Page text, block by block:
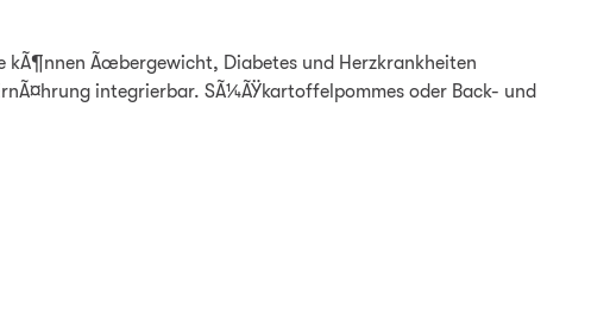
kÃ¶nnen Ãœbergewicht, Diabetes und Herzkrankheiten
integrierbar. SÃ¼ÃŸkartoffelpommes oder Back- und